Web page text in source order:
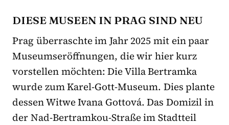
DIESE MUSEEN IN PRAG SIND NEU
Prag überraschte im Jahr 2025 mit ein paar
Museumseröffnungen, die wir hier kurz
vorstellen möchten: Die Villa Bertramka
wurde zum Karel-Gott-Museum. Dies plante
dessen Witwe Ivana Gottová. Das Domizil in
der Nad-Bertramkou-Straße im Stadtteil